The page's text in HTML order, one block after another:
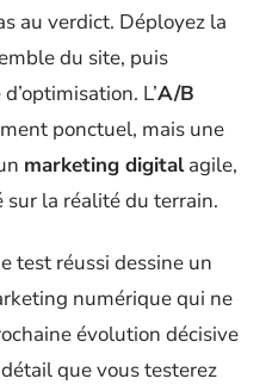
au verdict. Déployez la
du site, puis
L’A/B
ponctuel, mais une
marketing digitalagile,
la réalité du terrain.
test réussi dessine un
numérique qui ne
évolution décisive
que vous testerez